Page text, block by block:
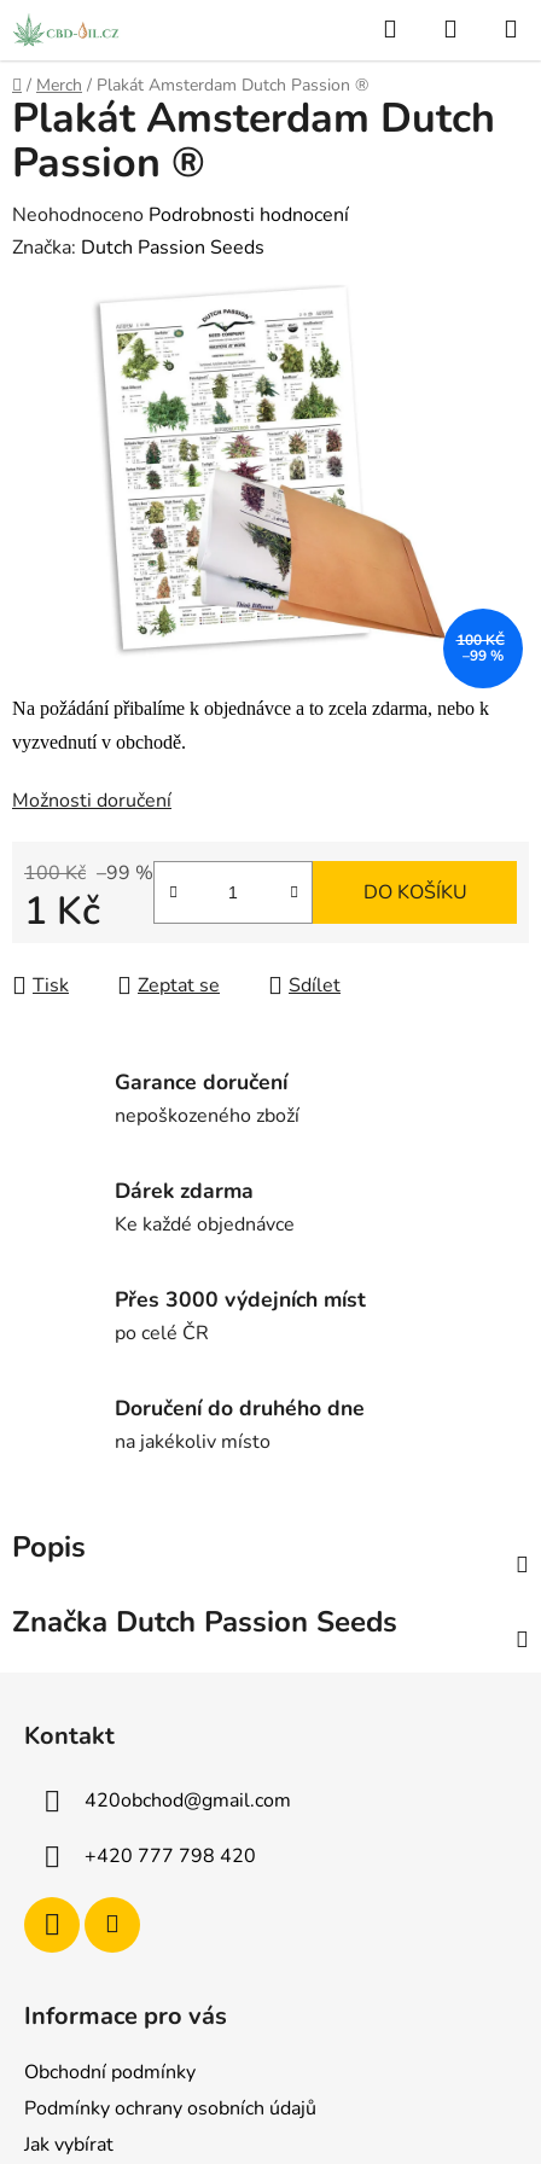
Přejít
na
obsah
Hledat
KOŠÍK
Domů
/ Merch / Plakát Amsterdam Dutch Passion ®
Na požádání přibalíme k objednávce a to zcela zdarma, nebo k
vyzvednutí v obchodě.
Možnosti doručení
100 Kč –99 %
1 Kč DO KOŠÍKU
Tisk Zeptat se Sdílet
Plakát Amsterdam Dutch
Passion ®
Průměrné
hodnocení
Neohodnoceno Podrobnosti hodnocení
Značka: Dutch Passion Seeds
100 KČ
–99 %
Garance doručení
nepoškozeného zboží
Dárek zdarma
Ke každé objednávce
Přes 3000 výdejních míst
po celé ČR
Doručení do druhého dne
na jakékoliv místo
Popis
Značka Dutch Passion Seeds
Kontakt
420obchod@gmail.com
+420 777 798 420
Informace pro vás
Obchodní podmínky
Podmínky ochrany osobních údajů
Jak vybírat